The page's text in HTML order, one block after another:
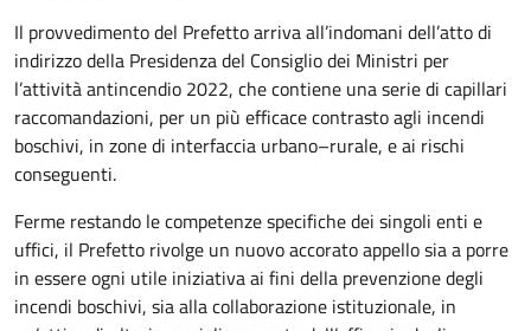
Il provvedimento del Prefetto arriva all’indomani dell’atto di
indirizzo della Presidenza del Consiglio dei Ministri per
l’attività antincendio 2022, che contiene una serie di capillari
raccomandazioni, per un più efficace contrasto agli incendi
boschivi, in zone di interfaccia urbano–rurale, e ai rischi
conseguenti.
Ferme restando le competenze specifiche dei singoli enti e
uffici, il Prefetto rivolge un nuovo accorato appello sia a porre
in essere ogni utile iniziativa ai fini della prevenzione degli
incendi boschivi, sia alla collaborazione istituzionale, in